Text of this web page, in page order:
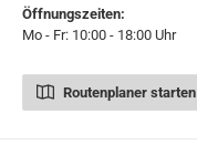
Öffnungszeiten:
Mo - Fr: 10:00 - 18:00 Uhr
Routenplaner starten